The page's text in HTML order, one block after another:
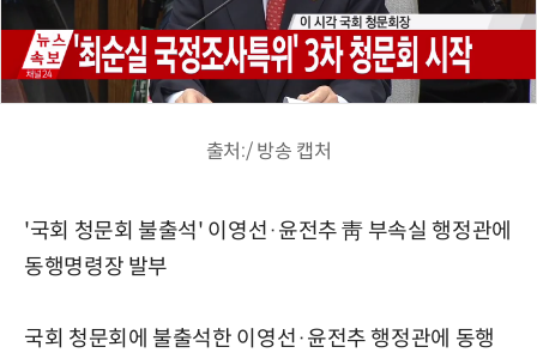
출처:/ 방송 캡처
'국회 청문회 불출석' 이영선·윤전추 靑 부속실 행정관에
동행명령장 발부
국회 청문회에 불출석한 이영선·윤전추 행정관에 동행